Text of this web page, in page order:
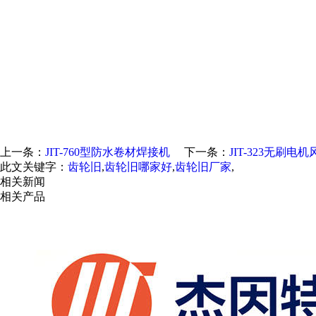
上一条： JIT-760型防水卷材焊接机 下一条： JIT-323无刷电机
此文关键字： 齿轮旧 ,齿轮旧哪家好,齿轮旧厂家,
相关新闻
相关产品